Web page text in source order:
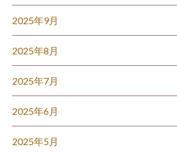
2025年9月
2025年8月
2025年7月
2025年6月
2025年5月